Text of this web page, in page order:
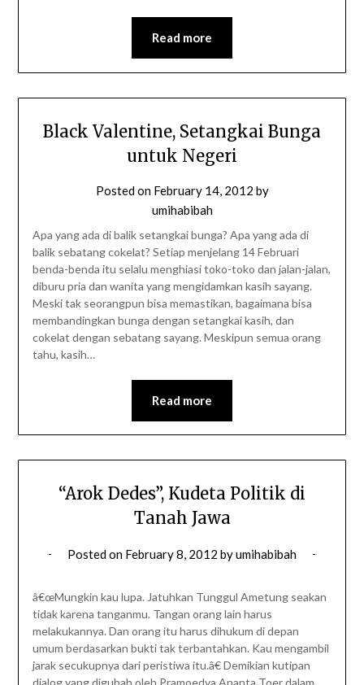
Read more
Black Valentine, Setangkai Bunga
untuk Negeri
Posted on February 14, 2012 by
umihabibah
Apa yang ada di balik setangkai bunga? Apa yang ada di
balik sebatang cokelat? Setiap menjelang 14 Februari
benda-benda itu selalu menghiasi toko-toko dan jalan-jalan,
diburu pria dan wanita yang mengidamkan kasih sayang.
Meski tak seorangpun bisa memastikan, bagaimana bisa
membandingkan bunga dengan setangkai kasih, dan
cokelat dengan sebatang sayang. Meskipun semua orang
tahu, kasih…
Read more
“Arok Dedes”, Kudeta Politik di
Tanah Jawa
Posted on February 8, 2012 byumihabibah
â€œMungkin kau lupa. Jatuhkan Tunggul Ametung seakan
tidak karena tanganmu. Tangan orang lain harus
melakukannya. Dan orang itu harus dihukum di depan
umum berdasarkan bukti tak terbantahkan. Kau mengambil
jarak secukupnya dari peristiwa itu.â€ Demikian kutipan
dialog yang digubah oleh Pramoedya Ananta Toer dalam